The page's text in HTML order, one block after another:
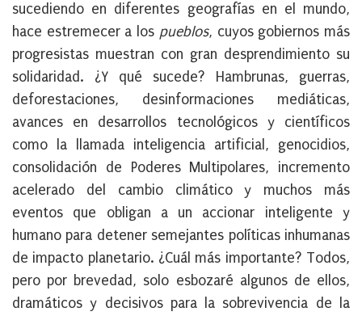
sucediendo en diferentes geografías en el mundo,
hace estremecer a los pueblos, cuyos gobiernos más
progresistas muestran con gran desprendimiento su
solidaridad. ¿Y qué sucede? Hambrunas, guerras,
deforestaciones, desinformaciones mediáticas,
avances en desarrollos tecnológicos y científicos
como la llamada inteligencia artificial, genocidios,
consolidación de Poderes Multipolares, incremento
acelerado del cambio climático y muchos más
eventos que obligan a un accionar inteligente y
humano para detener semejantes políticas inhumanas
de impacto planetario. ¿Cuál más importante? Todos,
pero por brevedad, solo esbozaré algunos de ellos,
dramáticos y decisivos para la sobrevivencia de la